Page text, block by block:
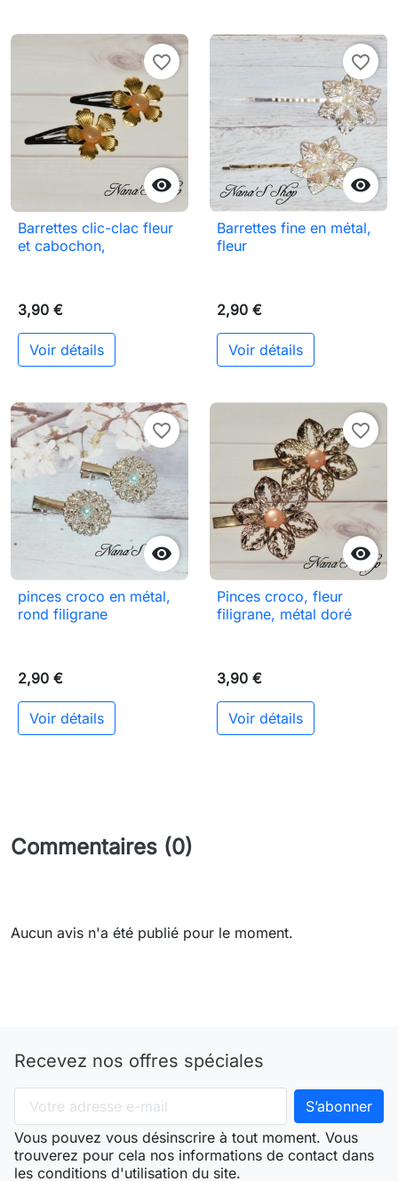

favorite_border
Barrettes clic-clac fleur
et cabochon,
3,90 €
Voir détails

favorite_border
Barrettes fine en métal,
fleur
2,90 €
Voir détails

favorite_border
pinces croco en métal,
rond filigrane
2,90 €
Voir détails

favorite_border
Pinces croco, fleur
filigrane, métal doré
3,90 €
Voir détails
Commentaires (0)
Aucun avis n'a été publié pour le moment.
Recevez nos offres spéciales
Vous pouvez vous désinscrire à tout moment. Vous
trouverez pour cela nos informations de contact dans
les conditions d'utilisation du site.